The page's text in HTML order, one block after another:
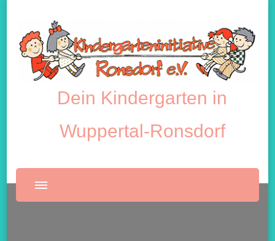
Dein Kindergarten in
Wuppertal-Ronsdorf